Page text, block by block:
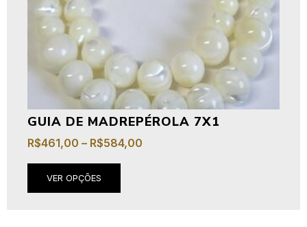
GUIA DE MADREPÉROLA 7X1
R$461,00 – R$584,00
VER OPÇÕES